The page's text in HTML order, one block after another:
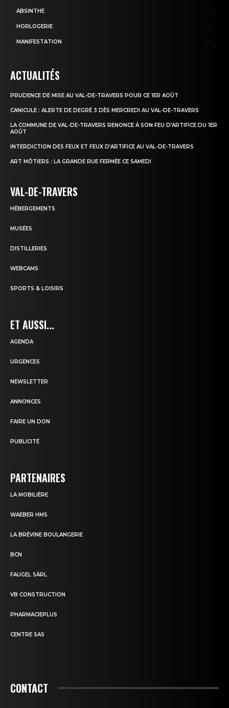
ABSINTHE
HORLOGERIE
MANIFESTATION
ACTUALITÉS
PRUDENCE DE MISE AU VAL-DE-TRAVERS POUR CE 1ER AOÛT
CANICULE : ALERTE DE DEGRÉ 3 DÈS MERCREDI AU VAL-DE-TRAVERS
LA COMMUNE DE VAL-DE-TRAVERS RENONCE À SON FEU D’ARTIFICE DU 1ER
AOÛT
INTERDICTION DES FEUX ET FEUX D’ARTIFICE AU VAL-DE-TRAVERS
ART MÔTIERS : LA GRANDE RUE FERMÉE CE SAMEDI
VAL-DE-TRAVERS
HÉBERGEMENTS
MUSÉES
DISTILLERIES
WEBCAMS
SPORTS & LOISIRS
ET AUSSI...
AGENDA
URGENCES
NEWSLETTER
ANNONCES
FAIRE UN DON
PUBLICITÉ
PARTENAIRES
LA MOBILIÈRE
WAEBER HMS
LA BRÉVINE BOULANGERIE
BCN
FAUGEL SÀRL
VB CONSTRUCTION
PHARMACIEPLUS
CENTRE SAS
CONTACT